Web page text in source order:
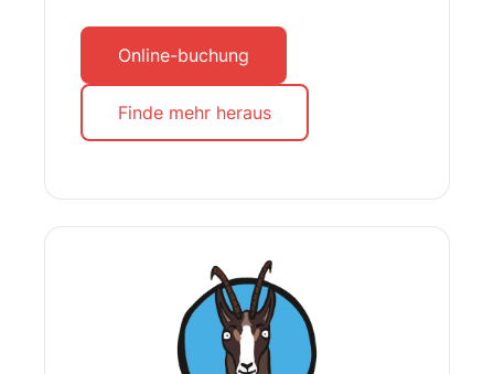
Online-buchung
Finde mehr heraus